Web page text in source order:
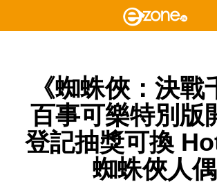
《蜘蛛俠：決戰
百事可樂特別版
登記抽獎可換
蜘蛛俠人偶